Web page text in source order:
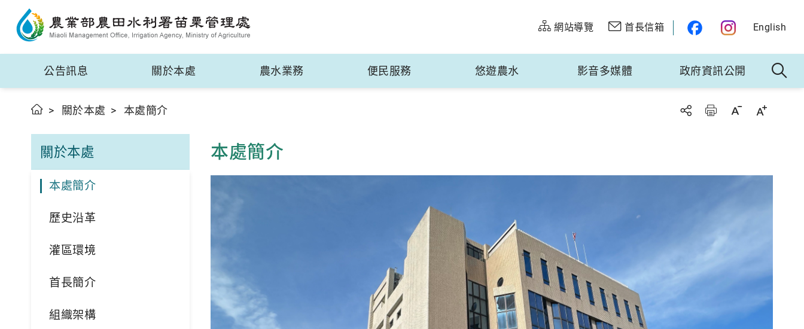
網站導覽 首長信箱 English
公告訊息 關於本處 農水業務 便民服務 悠遊農水 影音多媒體 政府資訊公開
關於本處 本處簡介
關於本處
本處簡介
歷史沿革
灌區環境
首長簡介
組織架構
本處簡介